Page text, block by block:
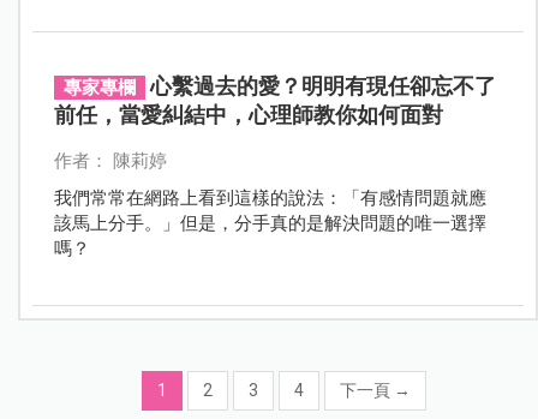
專家專欄
心繫過去的愛？明明有現任卻忘不了
前任，當愛糾結中，心理師教你如何面對
作者： 陳莉婷
我們常常在網路上看到這樣的說法：「有感情問題就應
該馬上分手。」但是，分手真的是解決問題的唯一選擇
嗎？
1 2 3 4 下一頁 →